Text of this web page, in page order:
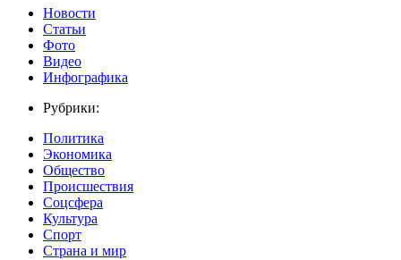
Новости
Статьи
Фото
Видео
Инфографика
Рубрики:
Политика
Экономика
Общество
Происшествия
Соцсфера
Культура
Спорт
Страна и мир